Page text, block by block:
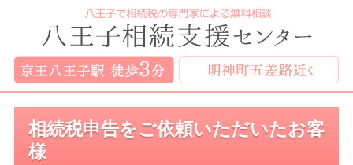
相続税申告をご依頼いただいたお客
様